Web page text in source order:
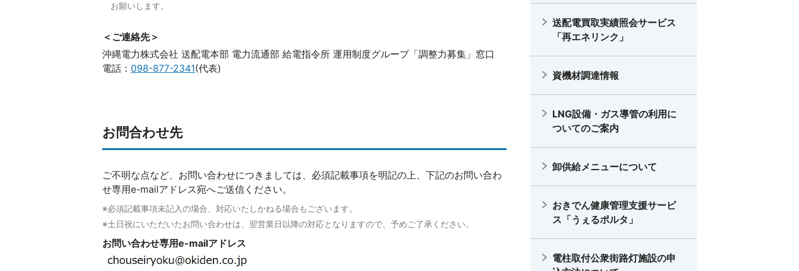
お願いします。
＜ご連絡先＞
沖縄電力株式会社 送配電本部 電力流通部 給電指令所 運用制度グループ「調整力募集」窓口
電話： 098-877-2341(代表)
お問合わせ先
ご不明な点など、お問い合わせにつきましては、必須記載事項を明記の上、下記のお問い合わ
せ専用e-mailアドレス宛へご送信ください。
※必須記載事項未記入の場合、対応いたしかねる場合もございます。
※土日祝にいただいたお問い合わせは、翌営業日以降の対応となりますので、予めご了承ください。
お問い合わせ専用e-mailアドレス
送配電買取実績照会サービス
「再エネリンク」
資機材調達情報
LNG設備・ガス導管の利用に
ついてのご案内
卸供給メニューについて
おきでん健康管理支援サービ
ス「うぇるポルタ」
電柱取付公衆街路灯施設の申